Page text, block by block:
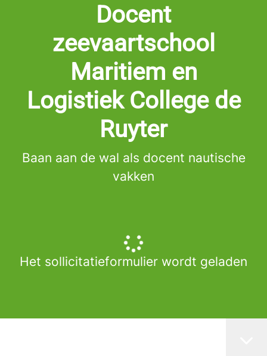
Docent
zeevaartschool
Maritiem en
Logistiek College de
Ruyter
Baan aan de wal als docent nautische
vakken
Het sollicitatieformulier wordt geladen